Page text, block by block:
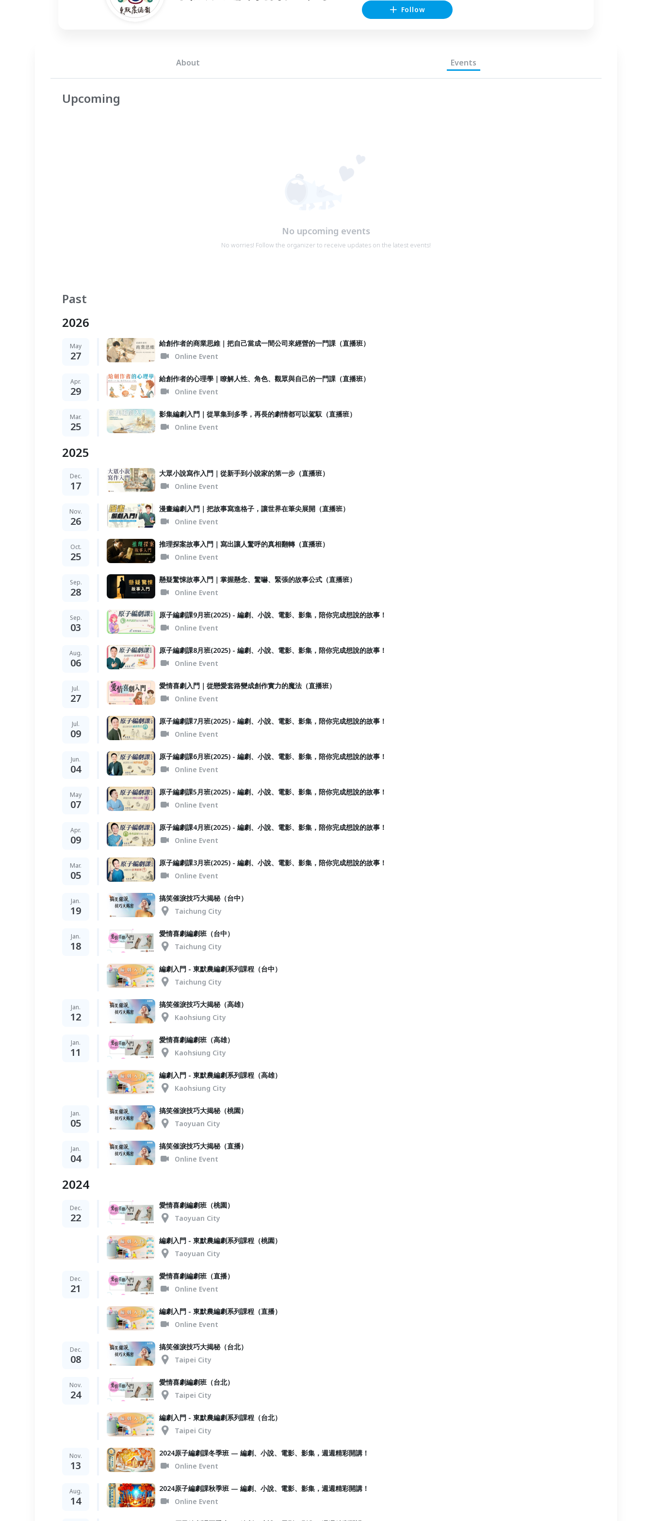
Follow
About Events
Upcoming
No upcoming events
No worries! Follow the organizer to receive updates on the latest events!
Past
2026
May
27
給創作者的商業思維｜把自己當成一間公司來經營的一門課（直播班）
Online Event
Apr.
29
給創作者的心理學｜瞭解人性、角色、觀眾與自己的一門課（直播班）
Online Event
Mar.
25
影集編劇入門｜從單集到多季，再長的劇情都可以駕馭（直播班）
Online Event
2025
Dec.
17
大眾小說寫作入門｜從新手到小說家的第一步（直播班）
Online Event
Nov.
26
漫畫編劇入門｜把故事寫進格子，讓世界在筆尖展開（直播班）
Online Event
Oct.
25
推理探案故事入門｜寫出讓人驚呼的真相翻轉（直播班）
Online Event
Sep.
28
懸疑驚悚故事入門｜掌握懸念、驚嚇、緊張的故事公式（直播班）
Online Event
Sep.
03
原子編劇課9月班(2025) - 編劇、小說、電影、影集，陪你完成想說的故事！
Online Event
Aug.
06
原子編劇課8月班(2025) - 編劇、小說、電影、影集，陪你完成想說的故事！
Online Event
Jul.
27
愛情喜劇入門｜從戀愛套路變成創作實力的魔法（直播班）
Online Event
Jul.
09
原子編劇課7月班(2025) - 編劇、小說、電影、影集，陪你完成想說的故事！
Online Event
Jun.
04
原子編劇課6月班(2025) - 編劇、小說、電影、影集，陪你完成想說的故事！
Online Event
May
07
原子編劇課5月班(2025) - 編劇、小說、電影、影集，陪你完成想說的故事！
Online Event
Apr.
09
原子編劇課4月班(2025) - 編劇、小說、電影、影集，陪你完成想說的故事！
Online Event
Mar.
05
原子編劇課3月班(2025) - 編劇、小說、電影、影集，陪你完成想說的故事！
Online Event
Jan.
19
搞笑催淚技巧大揭秘（台中）
Taichung City
Jan.
18
愛情喜劇編劇班（台中）
Taichung City
編劇入門 - 東默農編劇系列課程（台中）
Taichung City
Jan.
12
搞笑催淚技巧大揭秘（高雄）
Kaohsiung City
Jan.
11
愛情喜劇編劇班（高雄）
Kaohsiung City
編劇入門 - 東默農編劇系列課程（高雄）
Kaohsiung City
Jan.
05
搞笑催淚技巧大揭秘（桃園）
Taoyuan City
Jan.
04
搞笑催淚技巧大揭秘（直播）
Online Event
2024
Dec.
22
愛情喜劇編劇班（桃園）
Taoyuan City
編劇入門 - 東默農編劇系列課程（桃園）
Taoyuan City
Dec.
21
愛情喜劇編劇班（直播）
Online Event
編劇入門 - 東默農編劇系列課程（直播）
Online Event
Dec.
08
搞笑催淚技巧大揭秘（台北）
Taipei City
Nov.
24
愛情喜劇編劇班（台北）
Taipei City
編劇入門 - 東默農編劇系列課程（台北）
Taipei City
Nov.
13
2024原子編劇課冬季班 — 編劇、小說、電影、影集，週週精彩開講！
Online Event
Aug.
14
2024原子編劇課秋季班 — 編劇、小說、電影、影集，週週精彩開講！
Online Event